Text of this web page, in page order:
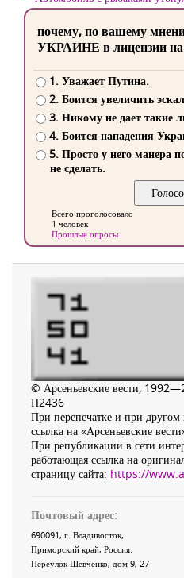
почему, по вашему
УКРАИНЕ в лицензии на
1. Уважает Путина.
2. Боится увеличить
3. Никому не дает такие
4. Боится нападения
5. Просто у него манера
не сделать.
Всего проголосовало
1 человек
Прошлые опросы
© Арсеньевские вести,
П2436
При перепечатке и при другом
ссылка на «Арсеньевские
При републикации в сети
работающая ссылка на
страницу сайта: https://
Почтовый адрес:
690091, г. Владивосток,
Приморский край, Россия
Переулок Шевченко, дом 9, 27